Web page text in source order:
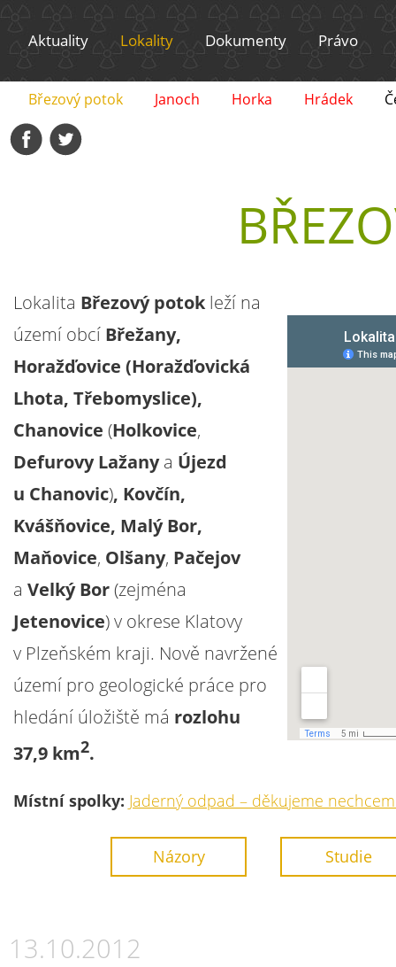
Aktuality Lokality
Březový potok Janoch Horka Hrádek
Dokumenty Právo
Lokalita Březový potok leží na
území obcí Břežany,
Horažďovice (Horažďovická
Lhota, Třebomyslice),
Chanovice (Holkovice,
Defurovy Lažanya Újezd
u Chanovic), Kovčín,
Kvášňovice, Malý Bor,
Maňovice, Olšany, Pačejov
a Velký Bor(zejména
Jetenovice) v okrese Klatovy
v Plzeňském kraji. Nově navržené
území pro geologické práce pro
hledání úložiště má rozlohu
37,9 km2.
Místní spolky: Jaderný odpad – děkujeme
Názory Studie
13.10.2012